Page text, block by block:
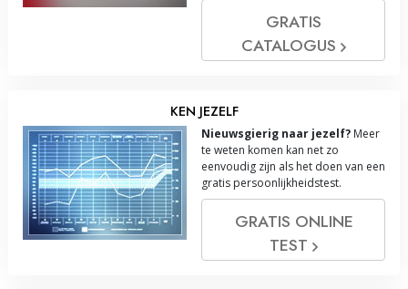
GRATIS
CATALOGUS
KEN JEZELF
Nieuwsgierig naar jezelf? Meer
te weten komen kan net zo
eenvoudig zijn als het doen van een
gratis persoonlijkheidstest.
GRATIS ONLINE
TEST